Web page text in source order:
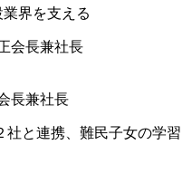
界を支える
長兼社長
社と連携、難民子女の学習